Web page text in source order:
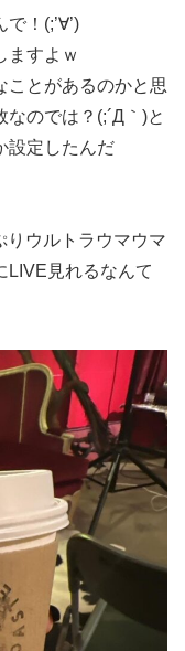
！(;’∀’)
ますよｗ
ことがあるのかと思
のでは？(;´Д｀)と
設定したんだ
ウルトラウマウマ
LIVE見れるなんて